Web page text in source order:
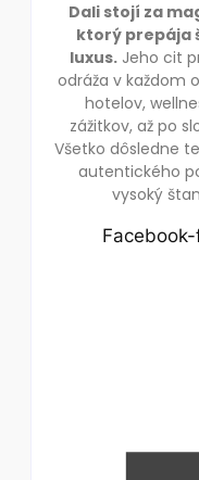
Dali stojí za
ktorý prepája
luxus.Jeho cit
odráža v každom
hotelov,
zážitkov, až po
Všetko dôsledne
autentického
vysoký